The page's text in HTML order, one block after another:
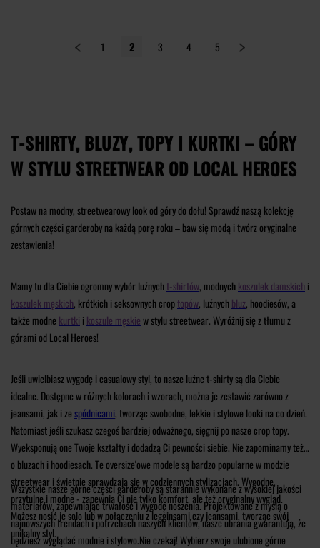
1 2 3 4 5
T-SHIRTY, BLUZY, TOPY I KURTKI – GÓRY
W STYLU STREETWEAR OD LOCAL HEROES
Postaw na modny, streetwearowy look od góry do dołu! Sprawdź naszą kolekcję
górnych części garderoby na każdą porę roku – baw się modą i twórz oryginalne
zestawienia!
Mamy tu dla Ciebie ogromny wybór luźnycht-shirtów, modnychkoszulek damskich i
koszulek męskich, krótkich i seksownych croptopów, luźnychbluz, hoodiesów, a
także modne kurtki i koszule męskiew stylu streetwear. Wyróżnij się z tłumu z
górami od Local Heroes!
Jeśli uwielbiasz wygodę i casualowy styl, to nasze luźne t-shirty są dla Ciebie
idealne. Dostępne w różnych kolorach i wzorach, można je zestawić zarówno z
jeansami, jak i zespódnicami, tworząc swobodne, lekkie i stylowe looki na co dzień.
Natomiast jeśli szukasz czegoś bardziej odważnego, sięgnij po nasze crop topy.
Wyeksponują one Twoje kształty i dodadzą Ci pewności siebie. Nie zapominamy też
o bluzach i hoodiesach. Te oversize'owe modele są bardzo popularne w modzie
streetwear i świetnie sprawdzają się w codziennych stylizacjach. Wygodne,
przytulne i modne - zapewnią Ci nie tylko komfort, ale też oryginalny wygląd.
Możesz nosić je solo lub w połączeniu z legginsami czy jeansami, tworząc swój
unikalny styl.
Wszystkie nasze górne części garderoby są starannie wykonane z wysokiej jakości
materiałów, zapewniając trwałość i wygodę noszenia. Projektowane z myślą o
najnowszych trendach i potrzebach naszych klientów, nasze ubrania gwarantują, że
będziesz wyglądać modnie i stylowo.Nie czekaj! Wybierz swoje ulubione górne